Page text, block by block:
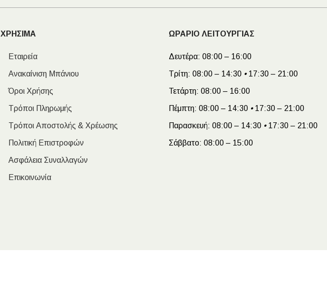
ΧΡΗΣΙΜΑ
Εταιρεία
Ανακαίνιση Μπάνιου
Όροι Χρήσης
Τρόποι Πληρωμής
Τρόποι Αποστολής & Χρέωσης
Πολιτική Επιστροφών
Ασφάλεια Συναλλαγών
Επικοινωνία
ΩΡΑΡΙΟ ΛΕΙΤΟΥΡΓΙΑΣ
Δευτέρα: 08:00 – 16:00
Τρίτη: 08:00 – 14:30 •17:30 – 21:00
Τετάρτη: 08:00 – 16:00
Πέμπτη: 08:00 – 14:30 •17:30 – 21:00
Παρασκευή: 08:00 – 14:30 •17:30 – 21:00
Σάββατο: 08:00 – 15:00